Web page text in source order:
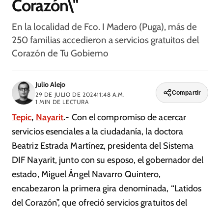
Corazón\"
En la localidad de Fco. I Madero (Puga), más de
250 familias accedieron a servicios gratuitos del
Corazón de Tu Gobierno
Julio Alejo
29 DE JULIO DE 202411:48 A.M.
1 MIN DE LECTURA
Compartir
Tepic, Nayarit.- Con el compromiso de acercar
servicios esenciales a la ciudadanía, la doctora
Beatriz Estrada Martínez, presidenta del Sistema
DIF Nayarit, junto con su esposo, el gobernador del
estado, Miguel Ángel Navarro Quintero,
encabezaron la primera gira denominada, “Latidos
del Corazón”, que ofreció servicios gratuitos del